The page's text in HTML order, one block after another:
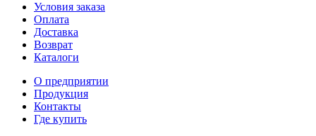
Условия заказа
Оплата
Доставка
Возврат
Каталоги
О предприятии
Продукция
Контакты
Где купить